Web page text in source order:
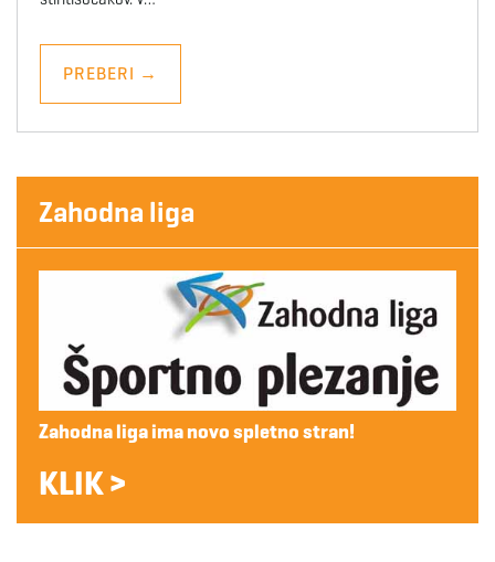
PREBERI →
Zahodna liga
Zahodna liga ima novo spletno stran!
KLIK >